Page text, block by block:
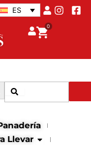
ES
0
búsqueda
Llevar Abrir Listo